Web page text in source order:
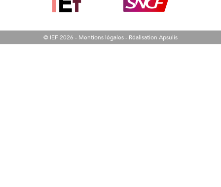
© IEF 2026 - Mentions légales- Réalisation Apsulis